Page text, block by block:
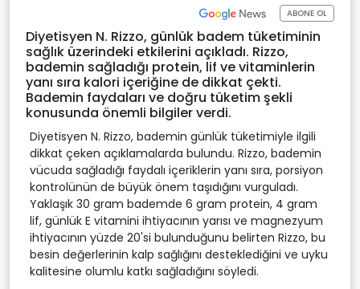
ABONE OL
Diyetisyen N. Rizzo, günlük badem tüketiminin
sağlık üzerindeki etkilerini açıkladı. Rizzo,
bademin sağladığı protein, lif ve vitaminlerin
yanı sıra kalori içeriğine de dikkat çekti.
Bademin faydaları ve doğru tüketim şekli
konusunda önemli bilgiler verdi.
Diyetisyen N. Rizzo, bademin günlük tüketimiyle ilgili
dikkat çeken açıklamalarda bulundu. Rizzo, bademin
vücuda sağladığı faydalı içeriklerin yanı sıra, porsiyon
kontrolünün de büyük önem taşıdığını vurguladı.
Yaklaşık 30 gram bademde 6 gram protein, 4 gram
lif, günlük E vitamini ihtiyacının yarısı ve magnezyum
ihtiyacının yüzde 20'si bulunduğunu belirten Rizzo, bu
besin değerlerinin kalp sağlığını desteklediğini ve uyku
kalitesine olumlu katkı sağladığını söyledi.